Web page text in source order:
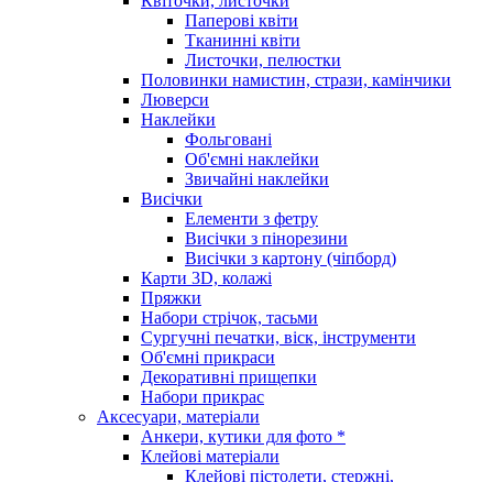
Паперові квіти
Тканинні квіти
Листочки, пелюстки
Половинки намистин, стрази, камінчики
Люверси
Наклейки
Фольговані
Об'ємні наклейки
Звичайні наклейки
Висічки
Елементи з фетру
Висічки з пінорезини
Висічки з картону (чіпборд)
Карти 3D, колажі
Пряжки
Набори стрічок, тасьми
Сургучні печатки, віск, інструменти
Об'ємні прикраси
Декоративні прищепки
Набори прикрас
Аксесуари, матеріали
Анкери, кутики для фото *
Клейові матеріали
Клейові пістолети, стержні,